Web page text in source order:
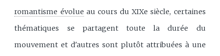
romantisme évolue au cours du XIXe siècle, certaines
thématiques se partagent toute la durée du
mouvement et d'autres sont plutôt attribuées à une